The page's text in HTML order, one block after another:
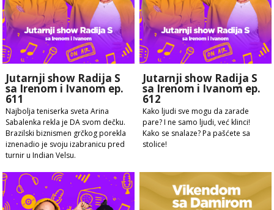
Jutarnji show Radija S
sa Irenom i Ivanom ep.
611
Najbolja teniserka sveta Arina
Sabalenka rekla je DA svom dečku.
Brazilski biznismen grčkog porekla
iznenadio je svoju izabranicu pred
turnir u Indian Velsu.
Jutarnji show Radija S
sa Irenom i Ivanom ep.
612
Kako ljudi sve mogu da zarade
pare? I ne samo ljudi, već klinci!
Kako se snalaze? Pa pašćete sa
stolice!